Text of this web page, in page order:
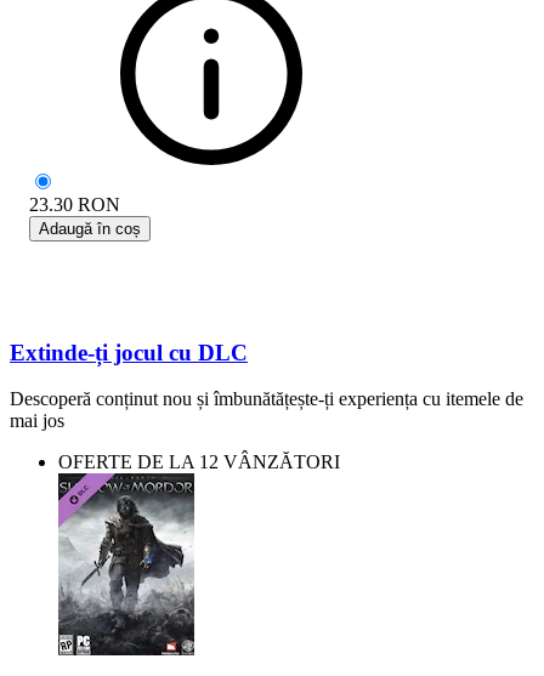
23.30 RON
Adaugă în coș
Extinde-ți jocul cu DLC
Descoperă conținut nou și îmbunătățește-ți experiența cu itemele de
mai jos
OFERTE DE LA 12 VÂNZĂTORI